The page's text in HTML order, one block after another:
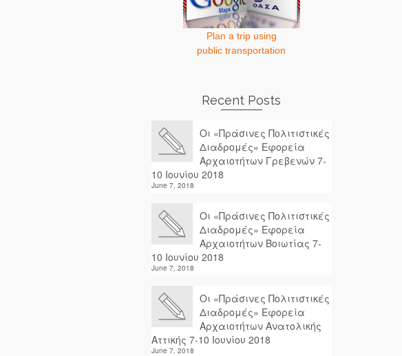
Plan a trip using
public transportation
Recent Posts
Οι «Πράσινες Πολιτιστικές
Διαδρομές» Εφορεία
Αρχαιοτήτων Γρεβενών 7-
10 Ιουνίου 2018
June 7, 2018
Οι «Πράσινες Πολιτιστικές
Διαδρομές» Εφορεία
Αρχαιοτήτων Βοιωτίας 7-
10 Ιουνίου 2018
June 7, 2018
Οι «Πράσινες Πολιτιστικές
Διαδρομές» Εφορεία
Αρχαιοτήτων Ανατολικής
Αττικής 7-10 Ιουνίου 2018
June 7, 2018